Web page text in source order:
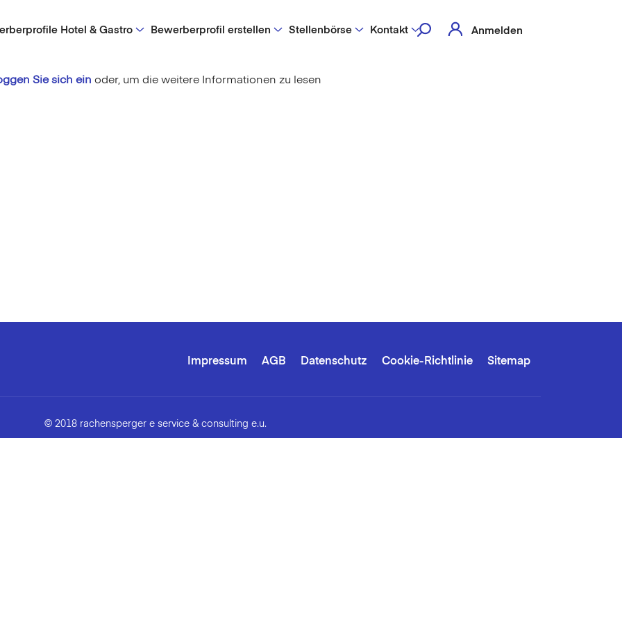
Hotel & Gastro Bewerberprofil erstellen Stellenbörse Kontakt Anmelden
Sie sich ein oder, um die weitere Informationen zu lesen
Impressum AGB Datenschutz Cookie-Richtlinie Sitemap
© 2018 rachensperger e service & consulting e.u.